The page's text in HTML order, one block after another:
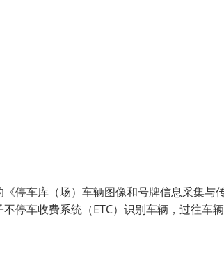
停车库（场）车辆图像和号牌信息采集与
停车收费系统（ETC）识别车辆，过往车